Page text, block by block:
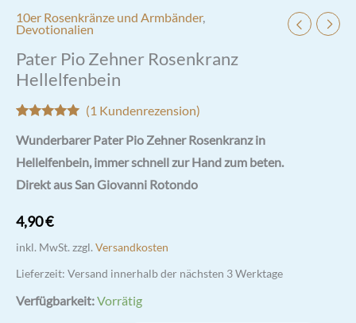
10er Rosenkränze und Armbänder,
Devotionalien
Pater Pio Zehner Rosenkranz
Hellelfenbein
5.00von 5,
auf
(1 Kundenrezension)
Wunderbarer Pater Pio Zehner Rosenkranz in
Hellelfenbein, immer schnell zur Hand zum beten.
Direkt aus San Giovanni Rotondo
4,90€
inkl. MwSt.zzgl.Versandkosten
Lieferzeit: Versand innerhalb der nächsten 3 Werktage
Verfügbarkeit:Vorrätig